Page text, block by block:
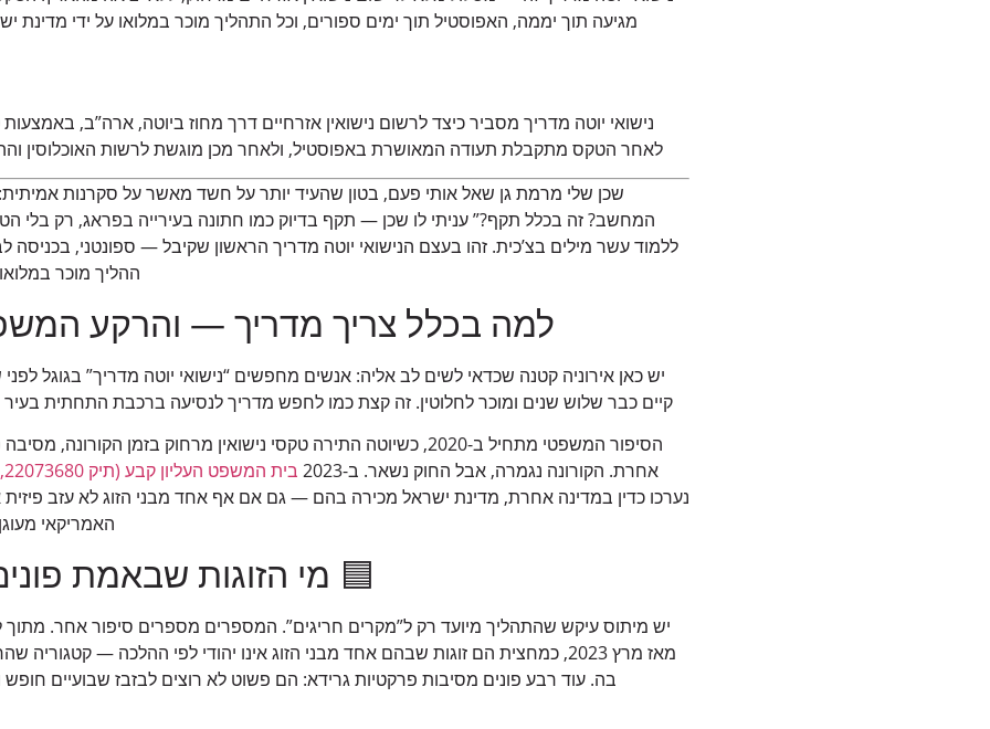
מגיעה תוך יממה, האפוסטיל תוך ימים ספורים, וכל התהליך מוכר במלואו על ידי מדינת ישראל.
נישואי יוטה מדריך מסביר כיצד לרשום נישואין אזרחיים דרך מחוז ביוטה, ארה”ב,
לאחר הטקס מתקבלת תעודה המאושרת באפוסטיל, ולאחר מכן מוגשת לרשות האוכלוסין
שכן שלי מרמת גן שאל אותי פעם, בטון שהעיד יותר על חשד מאשר על סקרנות
המחשב? זה בכלל תקף?” עניתי לו שכן — תקף בדיוק כמו חתונה בעירייה בפראג, רק בלי
ההליך מוכר
למה בכלל צריך מדריך — והרקע
יש כאן אירוניה קטנה שכדאי לשים לב אליה: אנשים מחפשים “נישואי יוטה מדריך” בגוגל
קיים כבר שלוש שנים ומוכר לחלוטין. זה קצת כמו לחפש מדריך לנסיעה ברכבת התחתית
הסיפור המשפטי מתחיל ב-2020, כשיוטה התירה טקסי נישואין מרחוק בזמן
אחרת. הקורונה נגמרה, אבל החוק נשאר. ב-2023
בית המשפט העליון קבע (תיק 22073680, 07.03.2023)
נערכו כדין במדינה אחרת, מדינת ישראל מכירה בהם — גם אם אף אחד מבני הזוג לא עזב
האמריקאי
🟦 מי הזוגות שבאמת
מאז מרץ 2023, כמחצית הם זוגות שבהם אחד מבני הזוג אינו יהודי לפי ההלכה —
בה. עוד רבע פונים מסיבות פרקטיות גרידא: הם פשוט לא רוצים לבזבז שבועיים